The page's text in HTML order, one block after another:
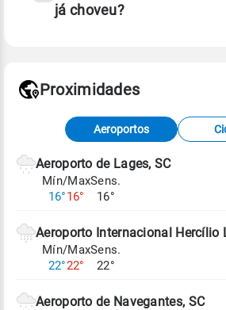
já choveu?
Fonte: dados combinados de
meteorológicas e satélite do
de Tempo e Estudos Climáticos
Para obter mais informações
Proximidades
Aeroportos
Aeroporto de Lages, SC
Mín/Max
16°16°
Sens.
16°
Aeroporto Internacional Hercílio
Mín/Max
22°22°
Sens.
22°
Aeroporto de Navegantes, SC